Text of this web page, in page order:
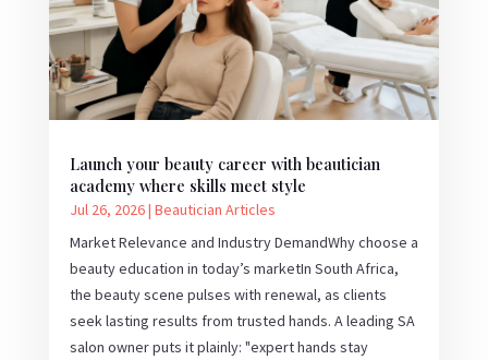
Launch your beauty career with beautician
academy where skills meet style
Jul 26, 2026| Beautician Articles
Market Relevance and Industry DemandWhy choose a
beauty education in today’s marketIn South Africa,
the beauty scene pulses with renewal, as clients
seek lasting results from trusted hands. A leading SA
salon owner puts it plainly: "expert hands stay